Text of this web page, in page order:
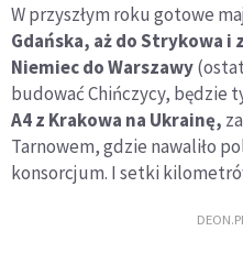
W przyszłym roku gotowe
Gdańska, aż do Strykowa i
Niemiec do Warszawy
budować Chińczycy, będzie
A4 z Krakowa na Ukrainę,
Tarnowem, gdzie nawaliło
konsorcjum. I setki